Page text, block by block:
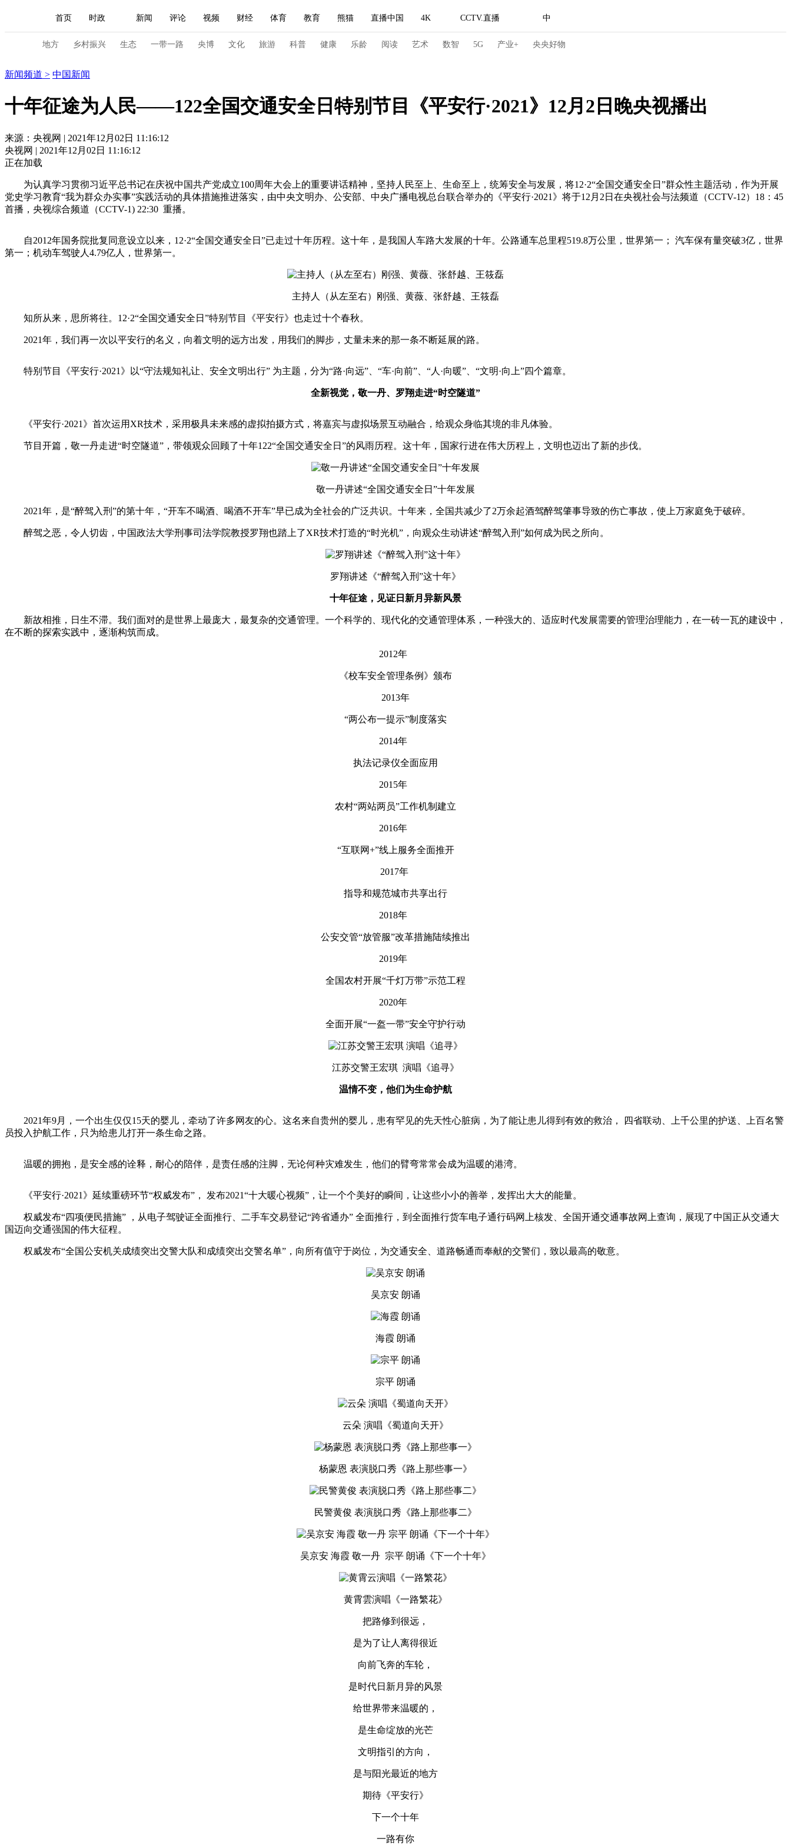
首页 时政 新闻 评论 视频 财经 体育 教育 熊猫 直播中国 4K CCTV.直播 中
人民领袖习近平 中国领导人 央视快评 习式妙语 热解读 天天学习
直播 栏目大全 节目单 听音 微视频 主持人 下载央视影音
海外频道 iPanda English Монгол
地方 乡村振兴 生态 一带一路 央博 文化 旅游 科普 健康 乐龄 阅读 艺术 数智 5G 产业+ 央央好物
新闻 国内 国际 评论
人民领袖习近平 联播+
视频 小央视频 小央直播 直播中国 熊猫频道 VR/AR 4K专区 全景新闻
现场 前线 比划 快看 蓝海中国 新兵请入列 人生第一次 人生第二次
VIP会员 CCTV奥林匹克频道
非遗 旅游 科普 健康 乐龄
超级工厂 智敬中国 全民健康 颜选攻略 海洋
CCTV.节目官网 直播 节目单 栏目 片库 热播榜 总台企业白名单
新闻频道 > 中国新闻
十年征途为人民——122全国交通安全日特别节目《平安行·2021》12月2日晚央视播出
来源：央视网 | 2021年12月02日 11:16:12
央视网 | 2021年12月02日 11:16:12
正在加载
为认真学习贯彻习近平总书记在庆祝中国共产党成立100周年大会上的重要讲话精神，坚持人民至上、生命至上，统筹安全与发展，将12·2“全国交通安全日”群众性主题活动，作为开展
党史学习教育“我为群众办实事”实践活动的具体措施推进落实，由中央文明办、公安部、中央广播电视总台联合举办的《平安行·2021》将于12月2日在央视社会与法频道（CCTV-12）18：45
首播，央视综合频道（CCTV-1) 22:30 重播。
自2012年国务院批复同意设立以来，12·2“全国交通安全日”已走过十年历程。这十年，是我国人车路大发展的十年。公路通车总里程519.8万公里，世界第一； 汽车保有量突破3亿，世界
第一；机动车驾驶人4.79亿人，世界第一。
主持人（从左至右）刚强、黄薇、张舒越、王筱磊
知所从来，思所将往。12·2“全国交通安全日”特别节目《平安行》也走过十个春秋。
2021年，我们再一次以平安行的名义，向着文明的远方出发，用我们的脚步，丈量未来的那一条不断延展的路。
特别节目《平安行·2021》以“守法规知礼让、安全文明出行” 为主题，分为“路·向远”、“车·向前”、“人·向暖”、“文明·向上”四个篇章。
全新视觉，敬一丹、罗翔走进“时空隧道”
《平安行·2021》首次运用XR技术，采用极具未来感的虚拟拍摄方式，将嘉宾与虚拟场景互动融合，给观众身临其境的非凡体验。
节目开篇，敬一丹走进“时空隧道”，带领观众回顾了十年122“全国交通安全日”的风雨历程。这十年，国家行进在伟大历程上，文明也迈出了新的步伐。
敬一丹讲述“全国交通安全日”十年发展
2021年，是“醉驾入刑”的第十年，“开车不喝酒、喝酒不开车”早已成为全社会的广泛共识。十年来，全国共减少了2万余起酒驾醉驾肇事导致的伤亡事故，使上万家庭免于破碎。
醉驾之恶，令人切齿，中国政法大学刑事司法学院教授罗翔也踏上了XR技术打造的“时光机”，向观众生动讲述“醉驾入刑”如何成为民之所向。
罗翔讲述《“醉驾入刑”这十年》
十年征途，见证日新月异新风景
新故相推，日生不滞。我们面对的是世界上最庞大，最复杂的交通管理。一个科学的、现代化的交通管理体系，一种强大的、适应时代发展需要的管理治理能力，在一砖一瓦的建设中，
在不断的探索实践中，逐渐构筑而成。
2012年
《校车安全管理条例》颁布
2013年
“两公布一提示”制度落实
2014年
执法记录仪全面应用
2015年
农村“两站两员”工作机制建立
2016年
“互联网+”线上服务全面推开
2017年
指导和规范城市共享出行
2018年
公安交管“放管服”改革措施陆续推出
2019年
全国农村开展“千灯万带”示范工程
2020年
全面开展“一盔一带”安全守护行动
江苏交警王宏琪 演唱《追寻》
温情不变，他们为生命护航
2021年9月，一个出生仅仅15天的婴儿，牵动了许多网友的心。这名来自贵州的婴儿，患有罕见的先天性心脏病，为了能让患儿得到有效的救治， 四省联动、上千公里的护送、上百名警
员投入护航工作，只为给患儿打开一条生命之路。
温暖的拥抱，是安全感的诠释，耐心的陪伴，是责任感的注脚，无论何种灾难发生，他们的臂弯常常会成为温暖的港湾。
《平安行·2021》延续重磅环节“权威发布”， 发布2021“十大暖心视频”，让一个个美好的瞬间，让这些小小的善举，发挥出大大的能量。
权威发布“四项便民措施” ，从电子驾驶证全面推行、二手车交易登记“跨省通办” 全面推行，到全面推行货车电子通行码网上核发、全国开通交通事故网上查询，展现了中国正从交通大
国迈向交通强国的伟大征程。
权威发布“全国公安机关成绩突出交警大队和成绩突出交警名单”，向所有值守于岗位，为交通安全、道路畅通而奉献的交警们，致以最高的敬意。
吴京安 朗诵
海霞 朗诵
宗平 朗诵
云朵 演唱《蜀道向天开》
杨蒙恩 表演脱口秀《路上那些事一》
民警黄俊 表演脱口秀《路上那些事二》
吴京安 海霞 敬一丹 宗平 朗诵《下一个十年》
黄霄雲演唱《一路繁花》
把路修到很远，
是为了让人离得很近
向前飞奔的车轮，
是时代日新月异的风景
给世界带来温暖的，
是生命绽放的光芒
文明指引的方向，
是与阳光最近的地方
期待《平安行》
下一个十年
一路有你